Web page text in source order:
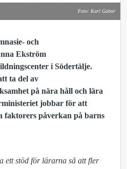
Foto: Karl Gabor
och
Ekström
i Södertälje.
ta del av
på nära håll och lära
jobbar för att
faktorers påverkan på barns
ett stöd för lärarna så att fler